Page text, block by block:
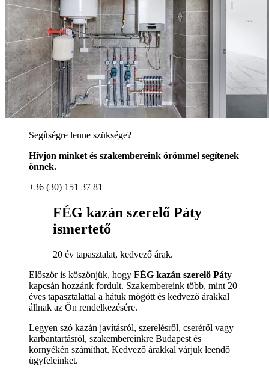
Segítségre lenne szüksége?
Hívjon minket és szakembereink örömmel segítenek
önnek.
+36 (30) 151 37 81
FÉG kazán szerelő Páty
ismertető
20 év tapasztalat, kedvező árak.
Először is köszönjük, hogy FÉG kazán szerelő Páty
kapcsán hozzánk fordult. Szakembereink több, mint 20
éves tapasztalattal a hátuk mögött és kedvező árakkal
állnak az Ön rendelkezésére.
Legyen szó kazán javításról, szerelésről, cseréről vagy
karbantartásról, szakembereinkre Budapest és
környékén számíthat. Kedvező árakkal várjuk leendő
ügyfeleinket.